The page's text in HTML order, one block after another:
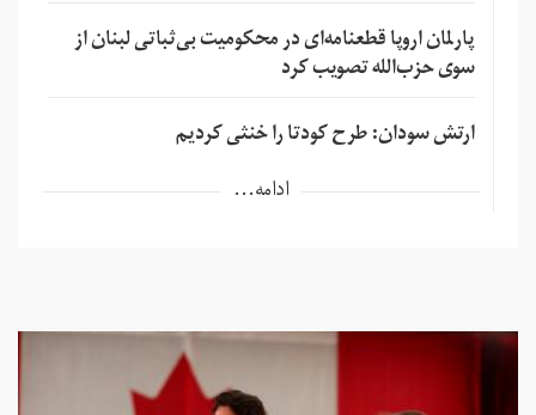
پارلمان اروپا قطعنامه‌ای در محکومیت بی‌ثباتی لبنان از
سوی حزب‌الله تصویب کرد
ارتش سودان: طرح کودتا را خنثی کردیم
ادامه...